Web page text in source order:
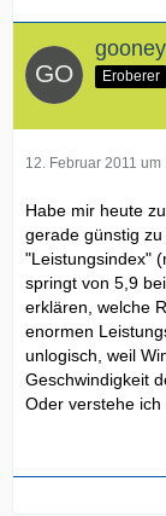
Eroberer
12. Februar 2011 um
Habe mir heute
gerade günstig
"Leistungsindex"
springt von 5,9
erklären, welche
enormen
unlogisch, weil
Geschwindigkeit
Oder verstehe